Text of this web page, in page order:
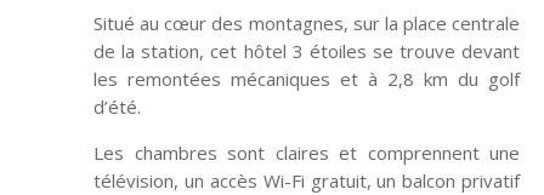
Situé au cœur des montagnes, sur la place centrale
de la station, cet hôtel 3 étoiles se trouve devant
les remontées mécaniques et à 2,8 km du golf
d’été.
Les chambres sont claires et comprennent une
télévision, un accès Wi-Fi gratuit, un balcon privatif